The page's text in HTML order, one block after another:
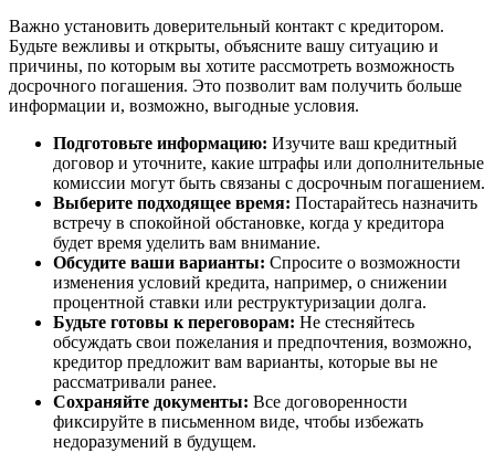
Важно установить доверительный контакт с кредитором.
Будьте вежливы и открыты, объясните вашу ситуацию и
причины, по которым вы хотите рассмотреть возможность
досрочного погашения. Это позволит вам получить больше
информации и, возможно, выгодные условия.
Подготовьте информацию: Изучите ваш кредитный
договор и уточните, какие штрафы или дополнительные
комиссии могут быть связаны с досрочным погашением.
Выберите подходящее время: Постарайтесь назначить
встречу в спокойной обстановке, когда у кредитора
будет время уделить вам внимание.
Обсудите ваши варианты: Спросите о возможности
изменения условий кредита, например, о снижении
процентной ставки или реструктуризации долга.
Будьте готовы к переговорам: Не стесняйтесь
обсуждать свои пожелания и предпочтения, возможно,
кредитор предложит вам варианты, которые вы не
рассматривали ранее.
Сохраняйте документы: Все договоренности
фиксируйте в письменном виде, чтобы избежать
недоразумений в будущем.